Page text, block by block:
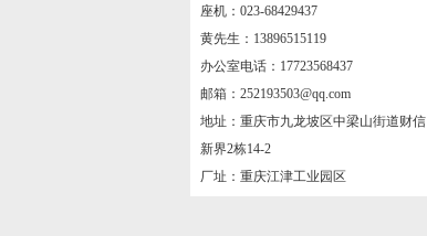
座机：023-68429437
黄先生：13896515119
办公室电话：17723568437
邮箱：252193503@qq.com
地址：重庆市九龙坡区中梁山街道财信
新界2栋14-2
厂址：重庆江津工业园区